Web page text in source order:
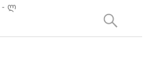
- ლ